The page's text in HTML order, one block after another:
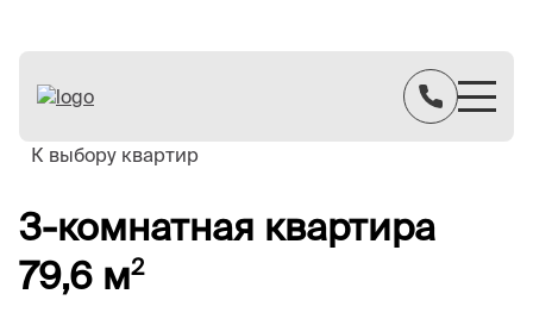
К выбору квартир
3-комнатная квартира
79,6 м2